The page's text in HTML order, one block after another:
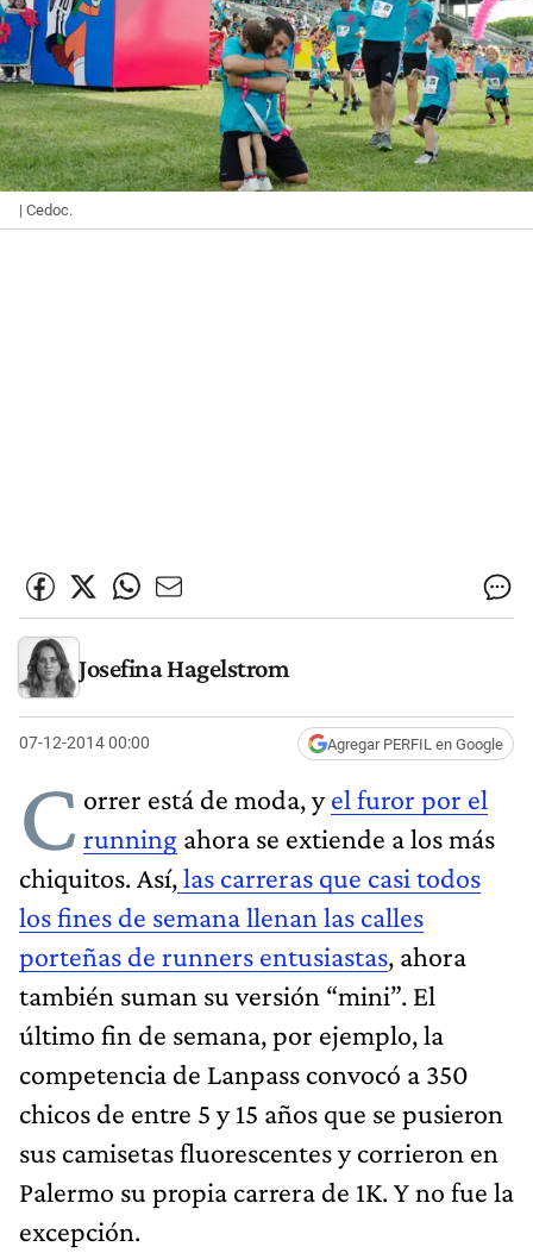
| Cedoc.
Josefina Hagelstrom
07-12-2014 00:00 Agregar PERFIL en Google
C orrer está de moda, yel furor por el
running ahora se extiende a los más
chiquitos. Así,las carreras que casi todos
los fines de semana llenan las calles
porteñas de runners entusiastas, ahora
también suman su versión “mini”. El
último fin de semana, por ejemplo, la
competencia de Lanpass convocó a 350
chicos de entre 5 y 15 años que se pusieron
sus camisetas fluorescentes y corrieron en
Palermo su propia carrera de 1K. Y no fue la
excepción.